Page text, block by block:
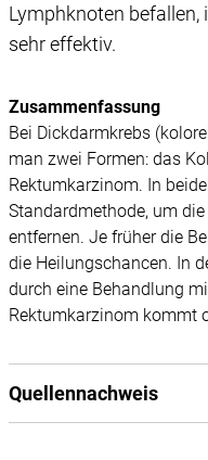
Lymphknoten
sehr effektiv.
Zusammenfassung
Bei Dickdarmkrebs
man zwei Formen: das
Rektumkarzinom. In
Standardmethode, um
entfernen. Je früher die
die Heilungschancen. In
durch eine Behandlung
Rektumkarzinom kommt
Quellennachweis